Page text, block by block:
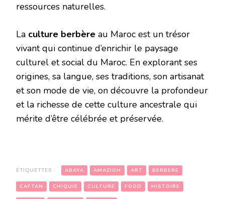
ressources naturelles.
La culture berbère au Maroc est un trésor
vivant qui continue d’enrichir le paysage
culturel et social du Maroc. En explorant ses
origines, sa langue, ses traditions, son artisanat
et son mode de vie, on découvre la profondeur
et la richesse de cette culture ancestrale qui
mérite d’être célébrée et préservée.
ÉTIQUETTES : ABAYA AMAZIGH ART BERBERE
CAFTAN CHIQUIE CULTURE FOOD HISTOIRE